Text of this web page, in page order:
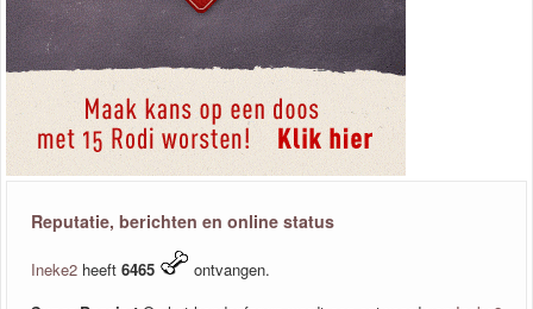
Reputatie, berichten en online status
Ineke2 heeft 6465
ontvangen.